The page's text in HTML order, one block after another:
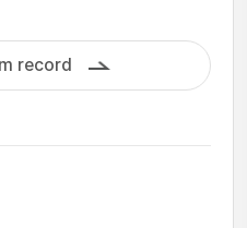
record